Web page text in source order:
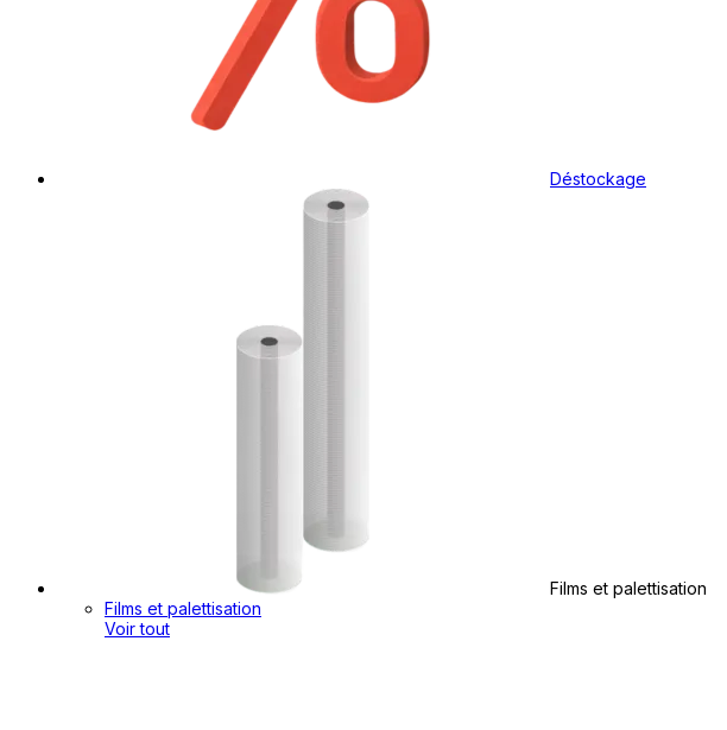
Déstockage
Films et palettisation
Films et palettisation
Voir tout